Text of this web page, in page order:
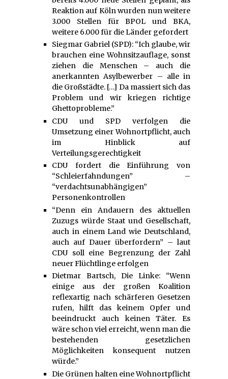
Reaktion auf Köln wurden nun weitere
3.000 Stellen für BPOL und BKA,
weitere 6.000 für die Länder gefordert
Siegmar Gabriel (SPD): “Ich glaube, wir
brauchen eine Wohnsitzauflage, sonst
ziehen die Menschen – auch die
anerkannten Asylbewerber – alle in
die Großstädte. […] Da massiert sich das
Problem und wir kriegen richtige
Ghettoprobleme.”
CDU und SPD verfolgen die
Umsetzung einer Wohnortpflicht, auch
im Hinblick auf
Verteilungsgerechtigkeit
CDU fordert die Einführung von
“Schleierfahndungen” –
“verdachtsunabhängigen”
Personenkontrollen
“Denn ein Andauern des aktuellen
Zuzugs würde Staat und Gesellschaft,
auch in einem Land wie Deutschland,
auch auf Dauer überfordern” – laut
CDU soll eine Begrenzung der Zahl
neuer Flüchtlinge erfolgen
Dietmar Bartsch, Die Linke: “Wenn
einige aus der großen Koalition
reflexartig nach schärferen Gesetzen
rufen, hilft das keinem Opfer und
beeindruckt auch keinen Täter. Es
wäre schon viel erreicht, wenn man die
bestehenden gesetzlichen
Möglichkeiten konsequent nutzen
würde.”
Die Grünen halten eine Wohnortpflicht